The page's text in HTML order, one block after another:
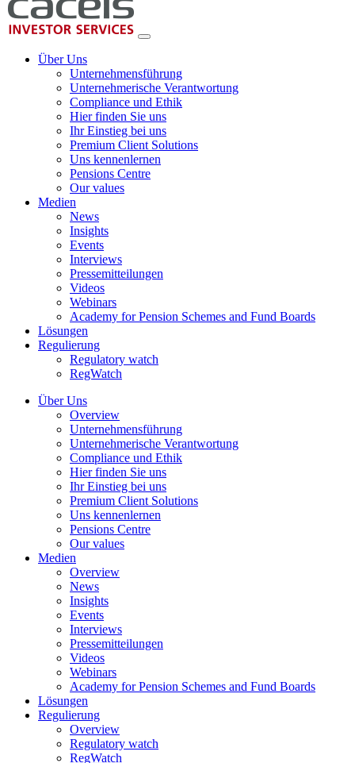
Über Uns
Unternehmensführung
Unternehmerische Verantwortung
Compliance und Ethik
Hier finden Sie uns
Ihr Einstieg bei uns
Premium Client Solutions
Uns kennenlernen
Pensions Centre
Our values
Medien
News
Insights
Events
Interviews
Pressemitteilungen
Videos
Webinars
Academy for Pension Schemes and Fund Boards
Lösungen
Regulierung
Regulatory watch
RegWatch
Über Uns
Overview
Unternehmensführung
Unternehmerische Verantwortung
Compliance und Ethik
Hier finden Sie uns
Ihr Einstieg bei uns
Premium Client Solutions
Uns kennenlernen
Pensions Centre
Our values
Medien
Overview
News
Insights
Events
Interviews
Pressemitteilungen
Videos
Webinars
Academy for Pension Schemes and Fund Boards
Lösungen
Regulierung
Overview
Regulatory watch
RegWatch